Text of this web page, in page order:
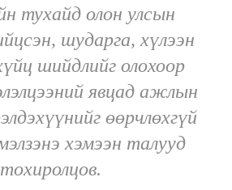
тухайд олон улсын
шударга, хүлээн
шийдлийг олохоор
явцад ажлын
өөрчлөхгүй
хэмээн талууд
тохиролцов.